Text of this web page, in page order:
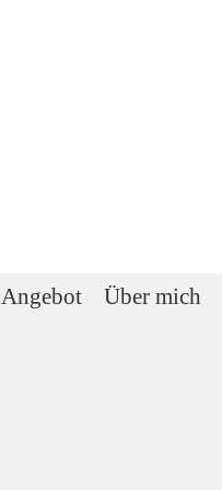
Angebot Über mich